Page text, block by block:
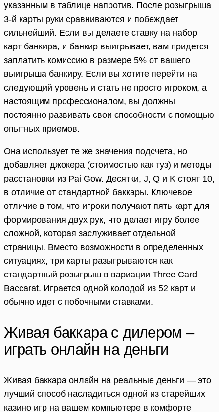
указанным в таблице напротив. После розыгрыша
3-й карты руки сравниваются и побеждает
сильнейший. Если вы делаете ставку на набор
карт банкира, и банкир выигрывает, вам придется
заплатить комиссию в размере 5% от вашего
выигрыша банкиру. Если вы хотите перейти на
следующий уровень и стать не просто игроком, а
настоящим профессионалом, вы должны
постоянно развивать свои способности с помощью
опытных приемов.
Она использует те же значения подсчета, но
добавляет джокера (стоимостью как туз) и методы
расстановки из Pai Gow. Десятки, J, Q и K стоят 10,
в отличие от стандартной баккары. Ключевое
отличие в том, что игроки получают пять карт для
формирования двух рук, что делает игру более
сложной, которая заслуживает отдельной
страницы. Вместо возможности в определенных
ситуациях, три карты разыгрываются как
стандартный розыгрыш в вариации Three Card
Baccarat. Играется одной колодой из 52 карт и
обычно идет с побочными ставками.
Живая баккара с дилером –
играть онлайн на деньги
Живая баккара онлайн на реальные деньги — это
лучший способ насладиться одной из старейших
казино игр на вашем компьютере в комфорте